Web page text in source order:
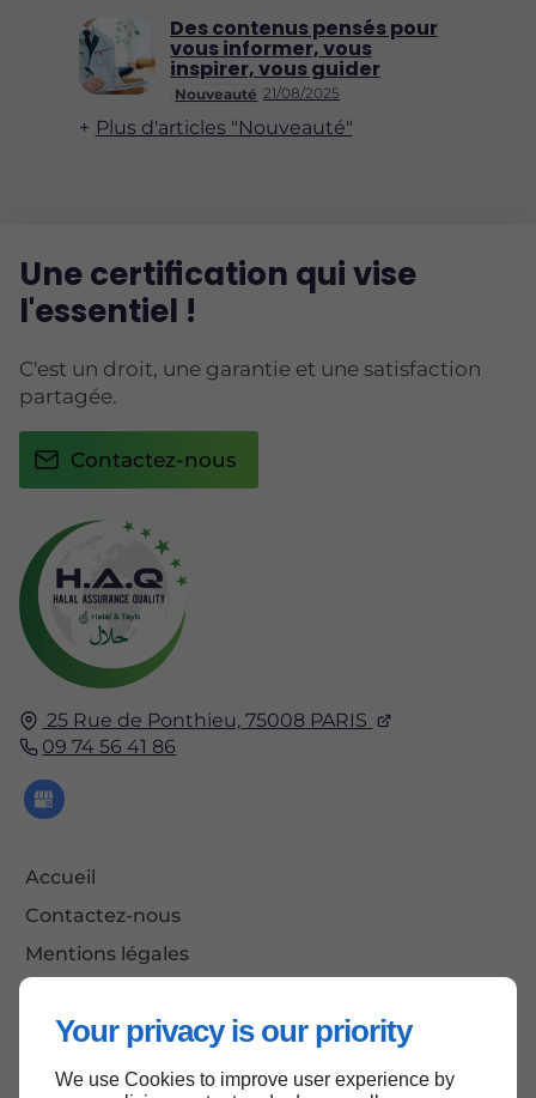
Your privacy is our priority
We use Cookies to improve user experience by
Nouveauté 21/08/2025
Des contenus pensés pour
vous informer, vous
inspirer, vous guider
Plus d'articles "Nouveauté"
25 Rue de Ponthieu, 75008 PARIS
09 74 56 41 86
Accueil
Contactez-nous
Mentions légales
Une certification qui vise
l'essentiel !
C'est un droit, une garantie et une satisfaction
partagée.
Contactez-nous